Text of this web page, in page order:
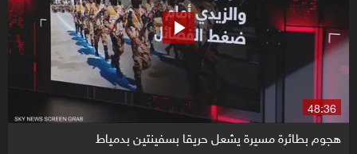
48:36
هجوم بطائرة مسيرة يشعل حريقا بسفينتين بدمياط